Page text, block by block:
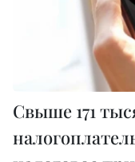
Свыше 171